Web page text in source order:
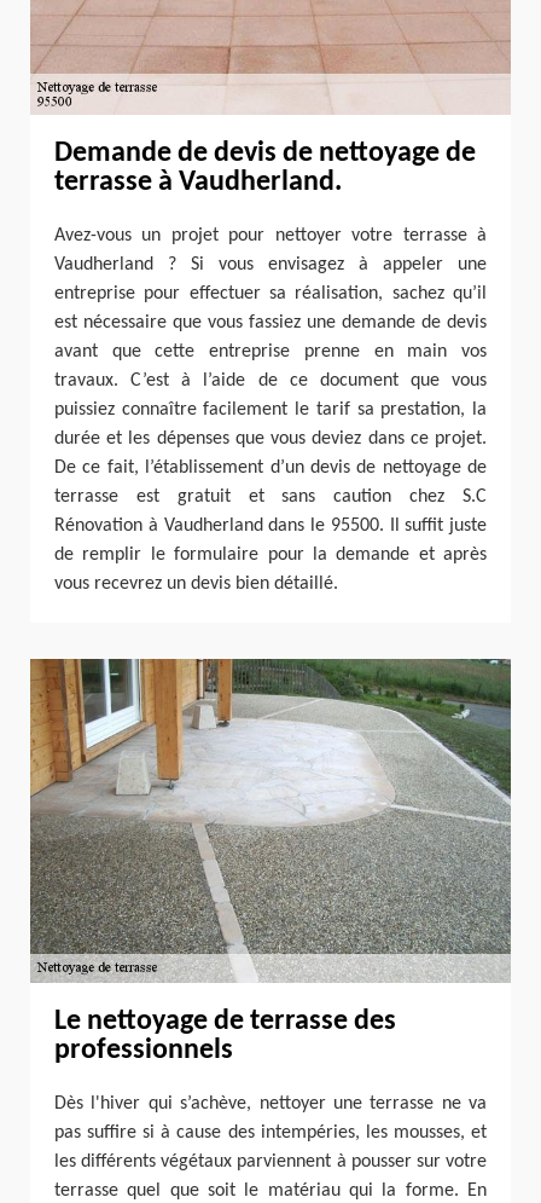
Demande de devis de nettoyage de
terrasse à Vaudherland.
Avez-vous un projet pour nettoyer votre terrasse à
Vaudherland ? Si vous envisagez à appeler une
entreprise pour effectuer sa réalisation, sachez qu’il
est nécessaire que vous fassiez une demande de devis
avant que cette entreprise prenne en main vos
travaux. C’est à l’aide de ce document que vous
puissiez connaître facilement le tarif sa prestation, la
durée et les dépenses que vous deviez dans ce projet.
De ce fait, l’établissement d’un devis de nettoyage de
terrasse est gratuit et sans caution chez S.C
Rénovation à Vaudherland dans le 95500. Il suffit juste
de remplir le formulaire pour la demande et après
vous recevrez un devis bien détaillé.
Le nettoyage de terrasse des
professionnels
Dès l'hiver qui s’achève, nettoyer une terrasse ne va
pas suffire si à cause des intempéries, les mousses, et
les différents végétaux parviennent à pousser sur votre
terrasse quel que soit le matériau qui la forme. En